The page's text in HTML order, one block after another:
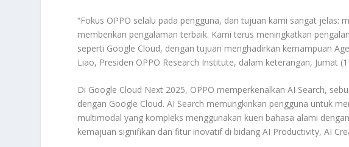
“Fokus OPPO selalu pada pengguna, dan tujuan kami sangat jelas:
memberikan pengalaman terbaik. Kami terus meningkatkan
seperti Google Cloud, dengan tujuan menghadirkan kemampuan
Liao, Presiden OPPO Research Institute, dalam keterangan, Jumat
Di Google Cloud Next 2025, OPPO memperkenalkan AI Search,
dengan Google Cloud. AI Search memungkinkan pengguna untuk
multimodal yang kompleks menggunakan kueri bahasa alami
kemajuan signifikan dan fitur inovatif di bidang AI Productivity, AI